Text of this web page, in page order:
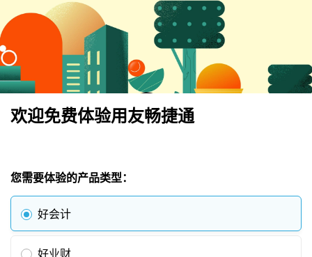
欢迎免费体验用友畅捷通
您需要体验的产品类型：
好会计